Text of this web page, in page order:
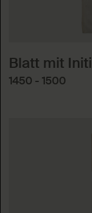
Blatt mit
1450 - 1500